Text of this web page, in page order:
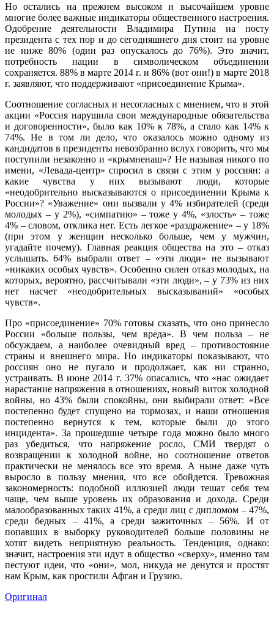
Но остались на прежнем высоком и высочайшем уровне
многие более важные индикаторы общественного настроения.
Одобрение деятельности Владимира Путина на посту
президента с тех пор и до сегодняшнего дня стоит на уровне
не ниже 80% (один раз опускалось до 76%). Это значит,
потребность нации в символическом объединении
сохраняется. 88% в марте 2014 г. и 86% (вот они!) в марте 2018
г. заявляют, что поддерживают «присоединение Крыма».
Соотношение согласных и несогласных с мнением, что в этой
акции «Россия нарушила свои международные обязательства
и договоренности», было как 10% к 78%, а стало как 14% к
74%. Не в том ли дело, что оказалось можно одному из
кандидатов в президенты невозбранно вслух говорить, что мы
поступили незаконно и «крымненаш»? Не называя никого по
имени, «Левада-центр» спросил в связи с этим у россиян: а
какие чувства у них вызывают люди, которые
«неодобрительно высказываются о присоединении Крыма к
России»? «Уважение» они вызвали у 4% избирателей (среди
молодых – у 2%), «симпатию» – тоже у 4%, «злость» – тоже
4% – словом, отклика нет. Есть легкое «раздражение» – у 18%
(при этом у женщин несколько больше, чем у мужчин,
угадайте почему). Главная реакция общества на это – отказ
услышать. 64% выбрали ответ – «эти люди» не вызывают
«никаких особых чувств». Особенно силен отказ молодых, на
которых, вероятно, рассчитывали «эти люди», – у 73% из них
нет насчет «неодобрительных высказываний» «особых
чувств».
Про «присоединение» 70% готовы сказать, что оно принесло
России «больше пользы, чем вреда». В чем польза – не
обсуждаем, а наиболее очевидный вред – противостояние
страны и внешнего мира. Но индикаторы показывают, что
россиян оно не пугало и продолжает, как ни странно,
устраивать. В июне 2014 г. 37% опасались, что «нас ожидает
нарастание напряжения в отношениях, новый виток холодной
войны, но 43% были спокойны, они выбирали ответ: «Все
постепенно будет спущено на тормозах, и наши отношения
постепенно вернутся к тем, которые были до этого
инцидента». За прошедшие четыре года можно было много
раз убедиться, что напряжение росло, СМИ твердят о
возвращении к холодной войне, но соотношение ответов
практически не менялось все это время. А ныне даже чуть
выросло в пользу мнения, что все обойдется. Тревожная
закономерность: подобной иллюзией люди тешат себя тем
чаще, чем выше уровень их образования и дохода. Среди
малообразованных таких 41%, а среди лиц с дипломом – 47%,
среди бедных – 41%, а среди зажиточных – 56%. И от
попавших в выборку руководителей больше половины не
хотят видеть неприятную реальность. Тенденция, однако:
значит, настроения эти идут в общество «сверху», именно там
пестуют идеи, что «они», мол, никуда не денутся и простят
нам Крым, как простили Афган и Грузию.
Оригинал